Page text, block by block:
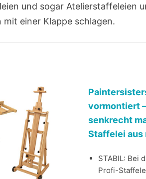
und sogar Atelierstaffeleien
mit einer Klappe schlagen.
vormontiert
senkrecht
Staffelei aus
STABIL: Bei
Profi-